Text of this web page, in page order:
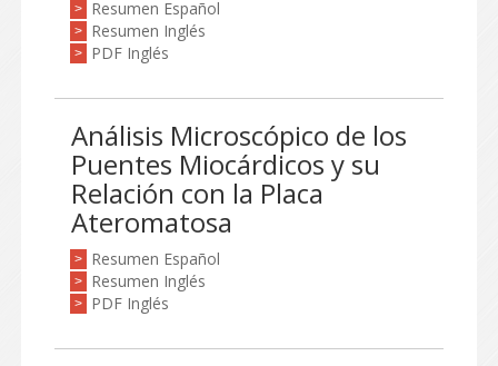
> Resumen Español
> Resumen Inglés
> PDF Inglés
Análisis Microscópico de los
Puentes Miocárdicos y su
Relación con la Placa
Ateromatosa
> Resumen Español
> Resumen Inglés
> PDF Inglés